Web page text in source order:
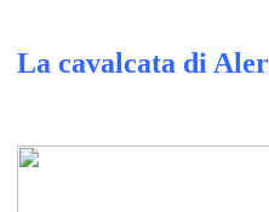
La cavalcata di